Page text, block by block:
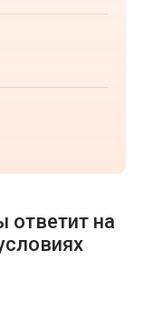
ответит на